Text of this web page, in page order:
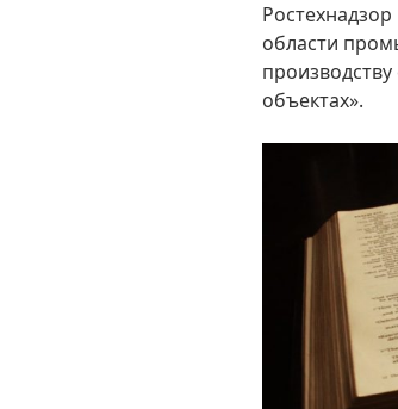
области
объектах».